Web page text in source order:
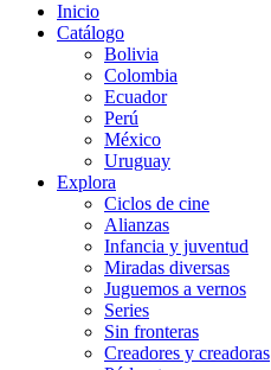
Inicio
Catálogo
Bolivia
Colombia
Ecuador
Perú
México
Uruguay
Explora
Ciclos de cine
Alianzas
Infancia y juventud
Miradas diversas
Juguemos a vernos
Series
Sin fronteras
Creadores y creadoras